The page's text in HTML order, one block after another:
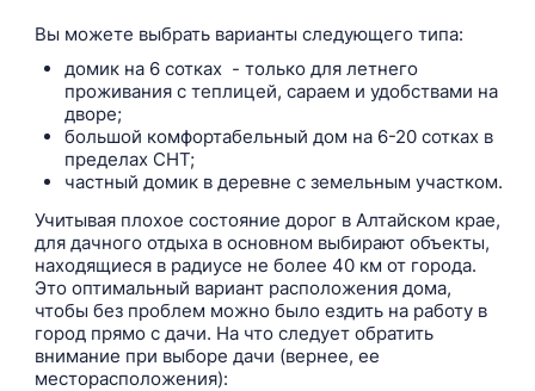
Вы можете выбрать варианты следующего типа:
домик на 6 сотках - только для летнего
проживания с теплицей, сараем и удобствами на
дворе;
большой комфортабельный дом на 6-20 сотках в
пределах СНТ;
частный домик в деревне с земельным участком.
Учитывая плохое состояние дорог в Алтайском крае,
для дачного отдыха в основном выбирают объекты,
находящиеся в радиусе не более 40 км от города.
Это оптимальный вариант расположения дома,
чтобы без проблем можно было ездить на работу в
город прямо с дачи. На что следует обратить
внимание при выборе дачи (вернее, ее
месторасположения):